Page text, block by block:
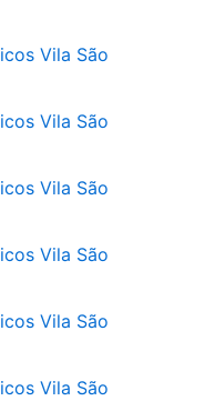
Vila São
Vila São
Vila São
Vila São
Vila São
Vila São